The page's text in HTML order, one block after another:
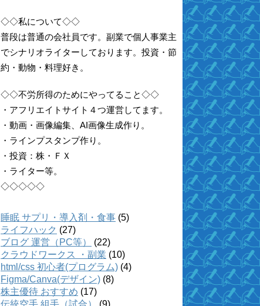
◇◇私について◇◇
普段は普通の会社員です。副業で個人事業主
でシナリオライターしております。投資・節
約・動物・料理好き。
◇◇不労所得のためにやってること◇◇
・アフリエイトサイト４つ運営してます。
・動画・画像編集、AI画像生成作り。
・ラインプスタンプ作り。
・投資：株・ＦＸ
・ライター等。
◇◇◇◇◇
睡眠 サプリ・導入剤・食事 (5)
ライフハック (27)
ブログ 運営（PC等）
(22)
クラウドワークス ・副業 (10)
html/css 初心者(プログラム) (4)
Figma/Canva(デザイン) (8)
株主優待 おすすめ (17)
伝統空手 組手（試合）
(9)